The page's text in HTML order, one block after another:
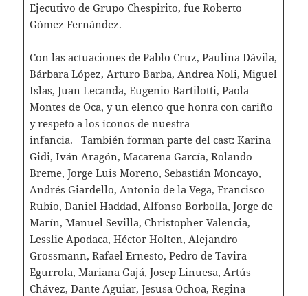
Ejecutivo de Grupo Chespirito, fue Roberto
Gómez Fernández.
Con las actuaciones de Pablo Cruz, Paulina Dávila,
Bárbara López, Arturo Barba, Andrea Noli, Miguel
Islas, Juan Lecanda, Eugenio Bartilotti, Paola
Montes de Oca, y un elenco que honra con cariño
y respeto a los íconos de nuestra
infancia. También forman parte del cast: Karina
Gidi, Iván Aragón, Macarena García, Rolando
Breme, Jorge Luis Moreno, Sebastián Moncayo,
Andrés Giardello, Antonio de la Vega, Francisco
Rubio, Daniel Haddad, Alfonso Borbolla, Jorge de
Marín, Manuel Sevilla, Christopher Valencia,
Lesslie Apodaca, Héctor Holten, Alejandro
Grossmann, Rafael Ernesto, Pedro de Tavira
Egurrola, Mariana Gajá, Josep Linuesa, Artús
Chávez, Dante Aguiar, Jesusa Ochoa, Regina